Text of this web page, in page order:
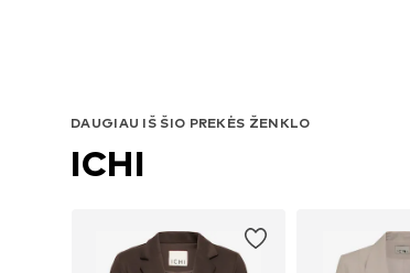
DAUGIAU IŠ ŠIO PREKĖS ŽENKLO
ICHI